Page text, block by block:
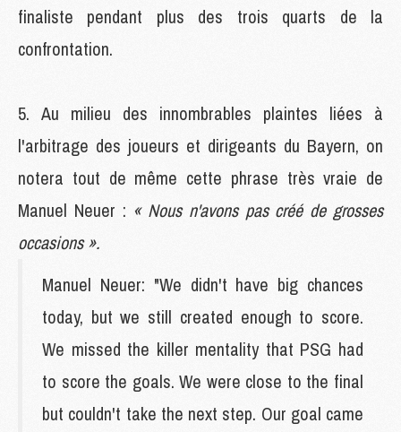
finaliste pendant plus des trois quarts de la
confrontation.
Au milieu des innombrables plaintes liées à
l'arbitrage des joueurs et dirigeants du Bayern, on
notera tout de même cette phrase très vraie de
Manuel Neuer : « Nous n'avons pas créé de grosses
occasions ».
Manuel Neuer: "We didn't have big chances
today, but we still created enough to score.
We missed the killer mentality that PSG had
to score the goals. We were close to the final
but couldn't take the next step. Our goal came